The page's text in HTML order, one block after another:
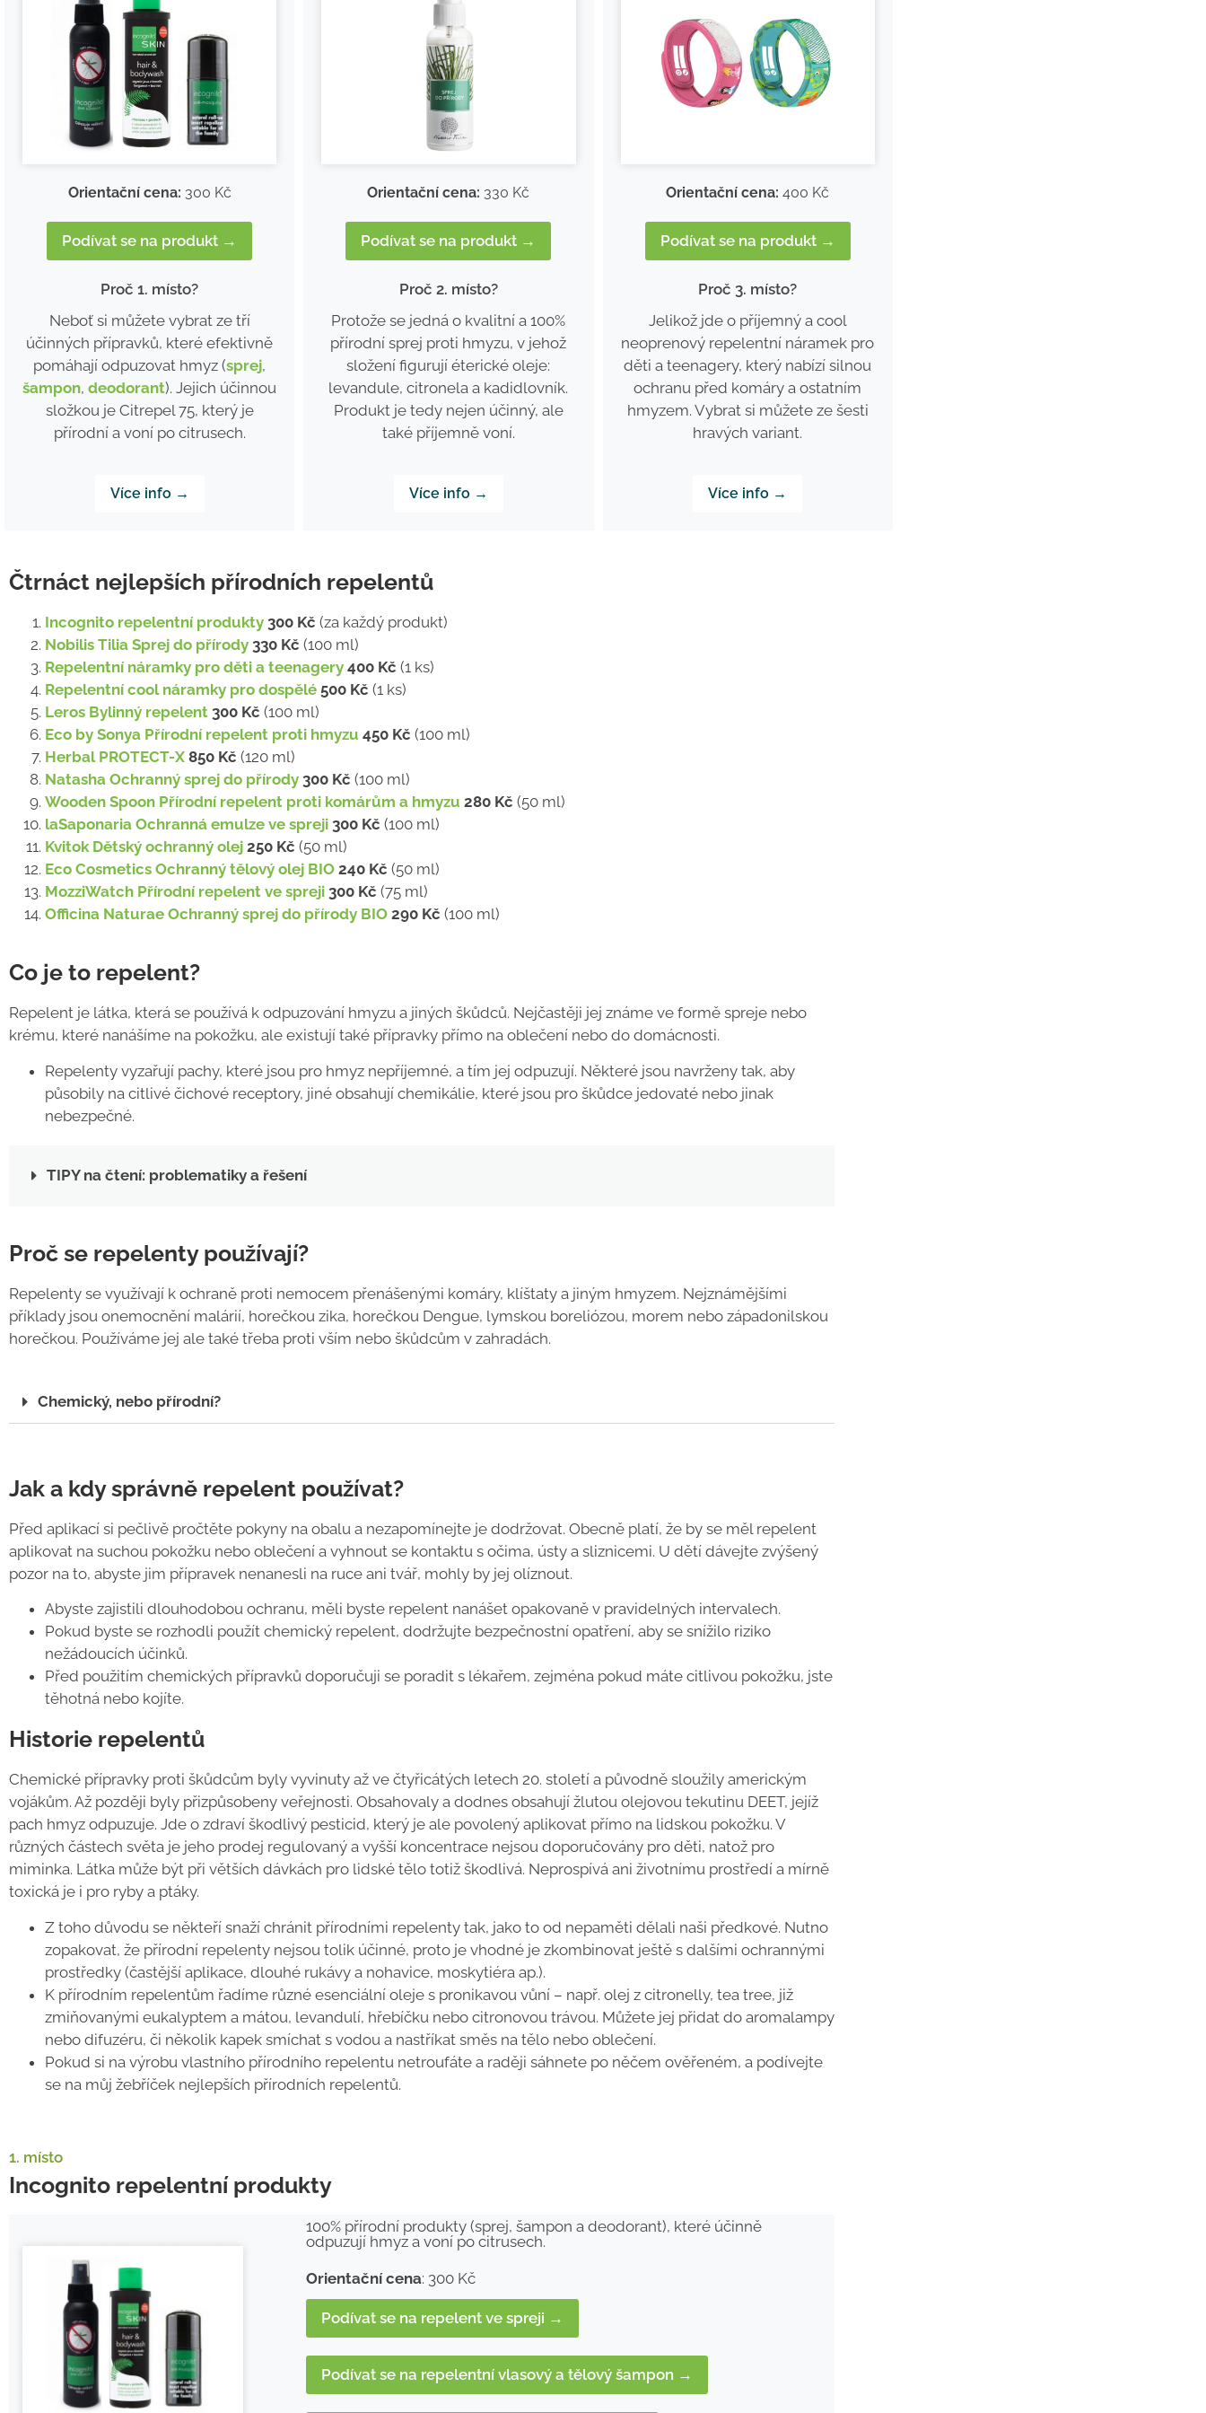
Orientační cena: 300 Kč
Podívat se na produkt →
Proč 1. místo?
Neboť si můžete vybrat ze tří
účinných přípravků, které efektivně
pomáhají odpuzovat hmyz (sprej,
šampon,deodorant). Jejich účinnou
složkou je Citrepel 75, který je
přírodní a voní po citrusech.
Více info →
Orientační cena: 330 Kč
Podívat se na produkt →
Proč 2. místo?
Protože se jedná o kvalitní a 100%
přírodní sprej proti hmyzu, v jehož
složení figurují éterické oleje:
levandule, citronela a kadidlovník.
Produkt je tedy nejen účinný, ale
také příjemně voní.
Více info →
Orientační cena: 400 Kč
Podívat se na produkt →
Proč 3. místo?
Jelikož jde o příjemný a cool
neoprenový repelentní náramek pro
děti a teenagery, který nabízí silnou
ochranu před komáry a ostatním
hmyzem. Vybrat si můžete ze šesti
hravých variant.
Více info →
Čtrnáct nejlepších přírodních repelentů
Incognito repelentní produkty 300 Kč (za každý produkt)
Nobilis Tilia Sprej do přírody 330 Kč (100 ml)
Repelentní náramky pro děti a teenagery 400 Kč (1 ks)
Repelentní cool náramky pro dospělé 500 Kč (1 ks)
Leros Bylinný repelent 300 Kč (100 ml)
Eco by Sonya Přírodní repelent proti hmyzu 450 Kč (100 ml)
Herbal PROTECT-X 850 Kč (120 ml)
Natasha Ochranný sprej do přírody 300 Kč (100 ml)
Wooden Spoon Přírodní repelent proti komárům a hmyzu 280 Kč (50 ml)
laSaponaria Ochranná emulze ve spreji 300 Kč (100 ml)
Kvitok Dětský ochranný olej 250 Kč (50 ml)
Eco Cosmetics Ochranný tělový olej BIO 240 Kč (50 ml)
MozziWatch Přírodní repelent ve spreji 300 Kč (75 ml)
Officina Naturae Ochranný sprej do přírody BIO 290 Kč (100 ml)
Co je to repelent?
Repelent je látka, která se používá k odpuzování hmyzu a jiných škůdců. Nejčastěji jej známe ve formě spreje nebo
krému, které nanášíme na pokožku, ale existují také přípravky přímo na oblečení nebo do domácnosti.
Repelenty vyzařují pachy, které jsou pro hmyz nepříjemné, a tím jej odpuzují. Některé jsou navrženy tak, aby
působily na citlivé čichové receptory, jiné obsahují chemikálie, které jsou pro škůdce jedovaté nebo jinak
nebezpečné.
TIPY na čtení: problematiky a řešení
Proč se repelenty používají?
Repelenty se využívají k ochraně proti nemocem přenášenými komáry, klíštaty a jiným hmyzem. Nejznámějšími
příklady jsou onemocnění malárií, horečkou zika, horečkou Dengue, lymskou boreliózou, morem nebo západonilskou
horečkou. Používáme jej ale také třeba proti vším nebo škůdcům v zahradách.
Chemický, nebo přírodní?
Jak a kdy správně repelent používat?
Před aplikací si pečlivě pročtěte pokyny na obalu a nezapomínejte je dodržovat. Obecně platí, že by se měl repelent
aplikovat na suchou pokožku nebo oblečení a vyhnout se kontaktu s očima, ústy a sliznicemi. U dětí dávejte zvýšený
pozor na to, abyste jim přípravek nenanesli na ruce ani tvář, mohly by jej olíznout.
Abyste zajistili dlouhodobou ochranu, měli byste repelent nanášet opakovaně v pravidelných intervalech.
Pokud byste se rozhodli použít chemický repelent, dodržujte bezpečnostní opatření, aby se snížilo riziko
nežádoucích účinků.
Před použitím chemických přípravků doporučuji se poradit s lékařem, zejména pokud máte citlivou pokožku, jste
těhotná nebo kojíte.
Historie repelentů
Chemické přípravky proti škůdcům byly vyvinuty až ve čtyřicátých letech 20. století a původně sloužily americkým
vojákům. Až později byly přizpůsobeny veřejnosti. Obsahovaly a dodnes obsahují žlutou olejovou tekutinu DEET, jejíž
pach hmyz odpuzuje. Jde o zdraví škodlivý pesticid, který je ale povolený aplikovat přímo na lidskou pokožku. V
různých částech světa je jeho prodej regulovaný a vyšší koncentrace nejsou doporučovány pro děti, natož pro
miminka. Látka může být při větších dávkách pro lidské tělo totiž škodlivá. Neprospívá ani životnímu prostředí a mírně
toxická je i pro ryby a ptáky.
Z toho důvodu se někteří snaží chránit přírodními repelenty tak, jako to od nepaměti dělali naši předkové. Nutno
zopakovat, že přírodní repelenty nejsou tolik účinné, proto je vhodné je zkombinovat ještě s dalšími ochrannými
prostředky (častější aplikace, dlouhé rukávy a nohavice, moskytiéra ap.).
K přírodním repelentům řadíme různé esenciální oleje s pronikavou vůní – např. olej z citronelly, tea tree, již
zmiňovanými eukalyptem a mátou, levandulí, hřebíčku nebo citronovou trávou. Můžete jej přidat do aromalampy
nebo difuzéru, či několik kapek smíchat s vodou a nastříkat směs na tělo nebo oblečení.
Pokud si na výrobu vlastního přírodního repelentu netroufáte a raději sáhnete po něčem ověřeném, a podívejte
se na můj žebříček nejlepších přírodních repelentů.
1. místo
Incognito repelentní produkty
100% přírodní produkty (sprej, šampon a deodorant), které účinně
odpuzují hmyz a voní po citrusech.
Orientační cena: 300 Kč
Podívat se na repelent ve spreji →
Podívat se na repelentní vlasový a tělový šampon →